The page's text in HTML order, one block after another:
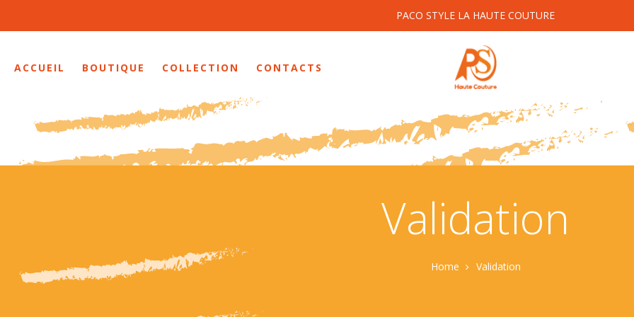
PACO STYLE LA HAUTE COUTURE
ACCUEIL BOUTIQUE COLLECTION CONTACTS
Validation
Home Validation